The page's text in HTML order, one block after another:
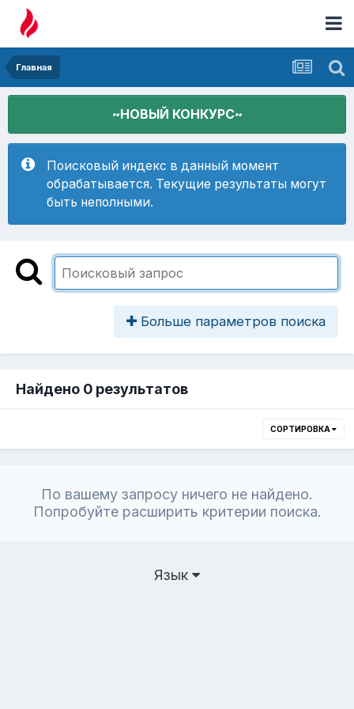
Главная
~НОВЫЙ КОНКУРС~
Поисковый индекс в данный момент
обрабатывается. Текущие результаты могут
быть неполными.
Больше параметров поиска
Найдено 0 результатов
СОРТИРОВКА
По вашему запросу ничего не найдено.
Попробуйте расширить критерии поиска.
Язык